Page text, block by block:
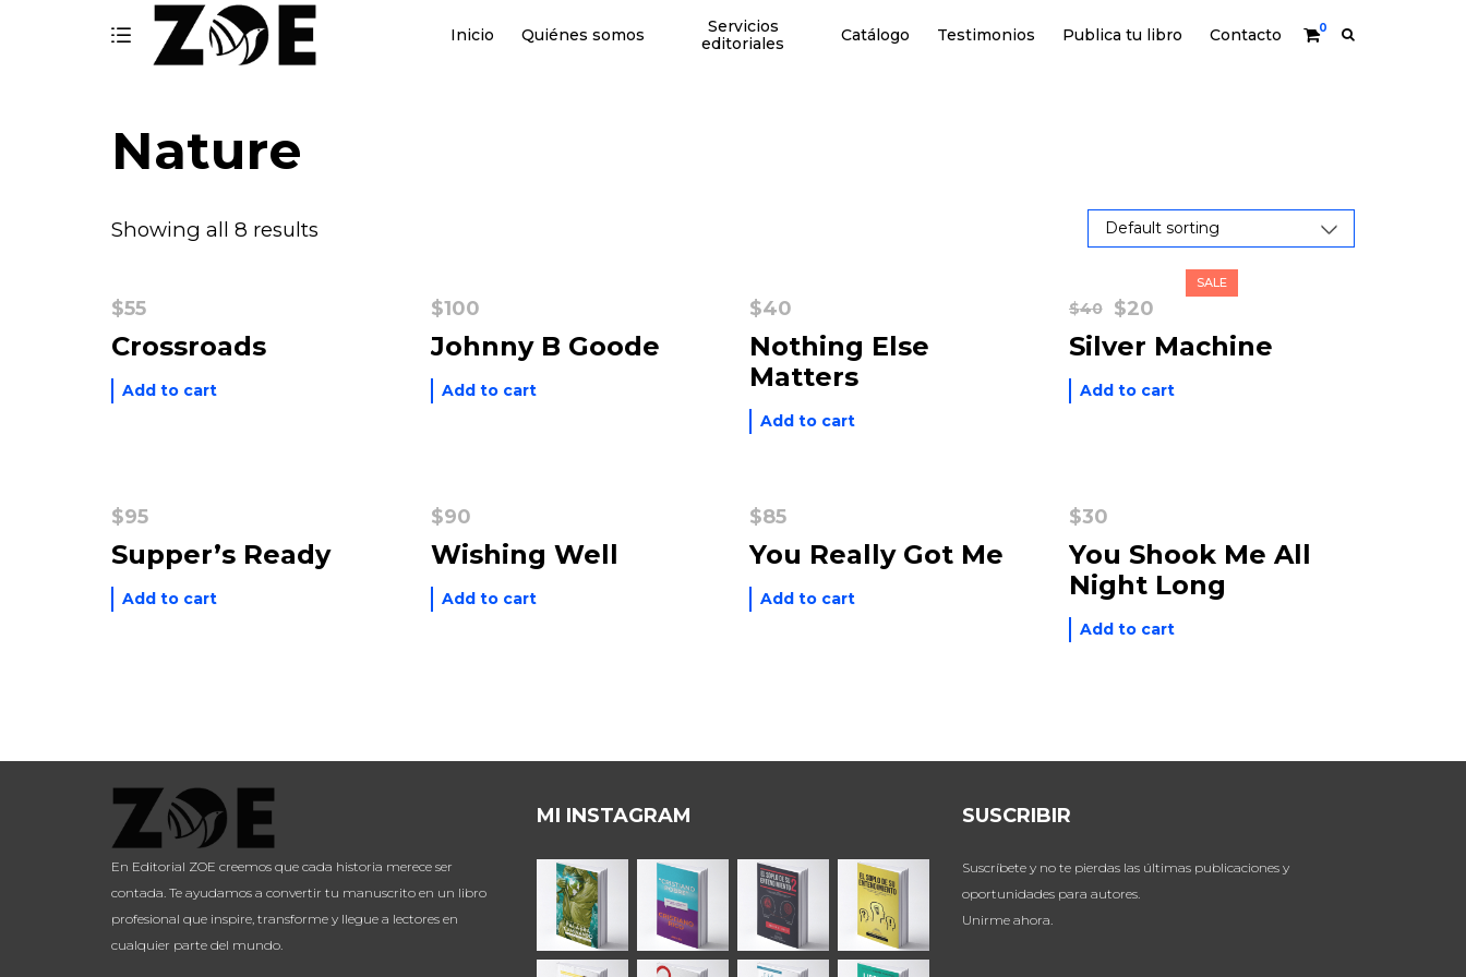
Inicio Quiénes somos
Servicios
editoriales
Catálogo Testimonios Publica tu libro Contacto 0
Nature
Showing all 8 results
$55
Crossroads
Add to cart
$100
Johnny B Goode
Add to cart
$40
Nothing Else
Matters
Add to cart
SALE
$40
Original
price
was:
$40.
$20Current
price
is:
$20.
Silver Machine
Add to cart
$95
Supper’s Ready
Add to cart
$90
Wishing Well
Add to cart
$85
You Really Got Me
Add to cart
$30
You Shook Me All
Night Long
Add to cart
En Editorial ZOE creemos que cada historia merece ser
contada. Te ayudamos a convertir tu manuscrito en un libro
profesional que inspire, transforme y llegue a lectores en
cualquier parte del mundo.
MI INSTAGRAM SUSCRIBIR
Suscríbete y no te pierdas las últimas publicaciones y
oportunidades para autores.
Unirme ahora.